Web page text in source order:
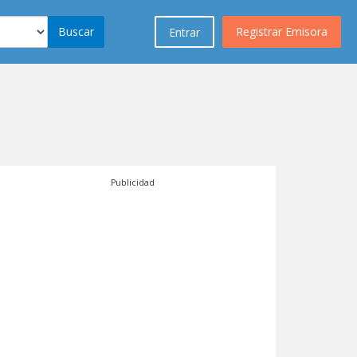
Registrar Emisora
Entrar
Buscar
Publicidad